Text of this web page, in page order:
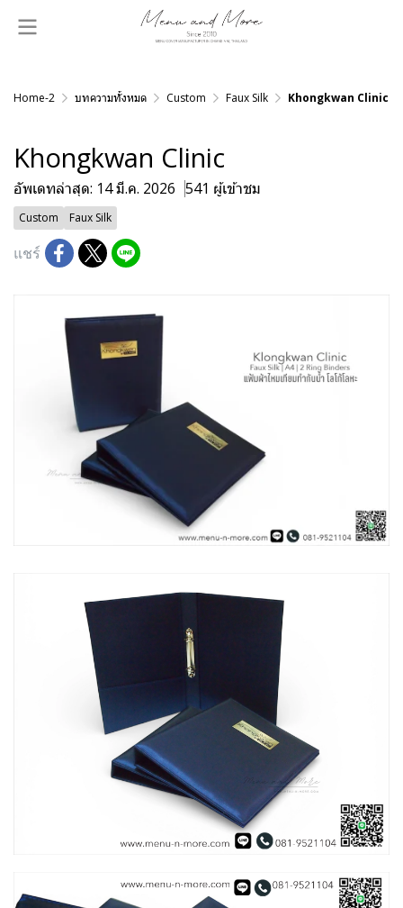
Home-2 บทความทั้งหมด Custom Faux Silk Khongkwan Clinic
Khongkwan Clinic
อัพเดทล่าสุด: 14 มี.ค. 2026 541 ผู้เข้าชม
Custom Faux Silk
แชร์